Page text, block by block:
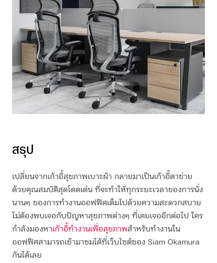
สรุป
เปลี่ยนจากเก้าอี้สุขภาพเบาะผ้า กลายมาเป็นเก้าอี้ตาข่าย
ด้วยคุณสมบัติสุดโดดเด่น ที่จะทำให้ทุกระยะเวลาของการนั่ง
นานๆ ของการทำงานออฟฟิศเต็มไปด้วยความสะดวกสบาย
ไม่ต้องพบเจอกับปัญหาสุขภาพต่างๆ ที่เคยเจออีกต่อไป ใคร
กำลังมองหาเก้าอี้ทำงานเพื่อสุขภาพ สำหรับทำงานใน
ออฟฟิศสามารถเข้ามาชมได้ที่เว็บไซต์ของ Siam Okamura
กันได้เลย